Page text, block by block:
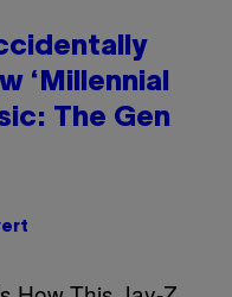
‘Millennial
The Gen